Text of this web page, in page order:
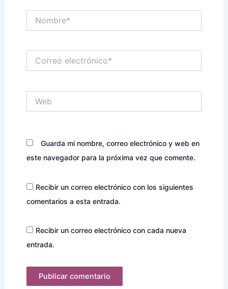
electrónico*
Guarda mi nombre, correo electrónico y web en
este navegador para la próxima vez que comente.
Recibir un correo electrónico con los siguientes
comentarios a esta entrada.
Recibir un correo electrónico con cada nueva
entrada.